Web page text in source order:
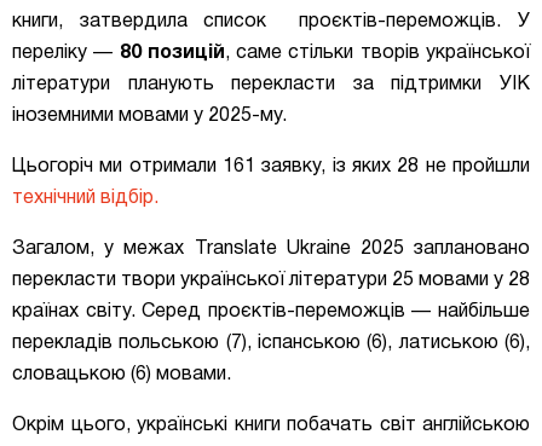
книги, затвердила список проєктів-переможців. У
переліку — 80 позицій, саме стільки творів української
літератури планують перекласти за підтримки УІК
іноземними мовами у 2025-му.
Цьогоріч ми отримали 161 заявку, із яких 28 не пройшли
технічний відбір.
Загалом, у межах Translate Ukraine 2025 заплановано
перекласти твори української літератури 25 мовами у 28
країнах світу. Серед проєктів-переможців — найбільше
перекладів польською (7), іспанською (6), латиською (6),
словацькою (6) мовами.
Окрім цього, українські книги побачать світ англійською